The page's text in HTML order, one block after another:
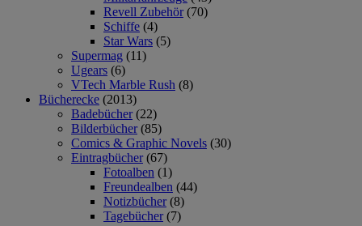
Revell Zubehör (70)
Schiffe (4)
Star Wars (5)
Supermag (11)
Ugears (6)
VTech Marble Rush (8)
Bücherecke (2013)
Badebücher (22)
Bilderbücher (85)
Comics & Graphic Novels (30)
Eintragbücher (67)
Fotoalben (1)
Freundealben (44)
Notizbücher (8)
Tagebücher (7)